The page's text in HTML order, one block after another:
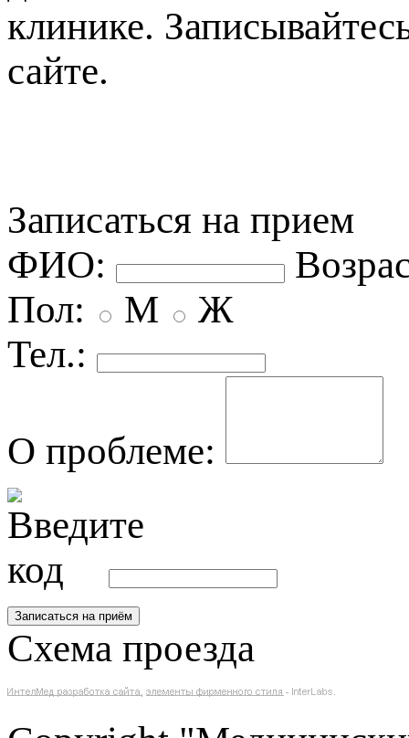
клинике.
сайте.
Записаться на прием
ФИО:
Пол:
М
Ж
Тел.:
О проблеме:
Схема проезда